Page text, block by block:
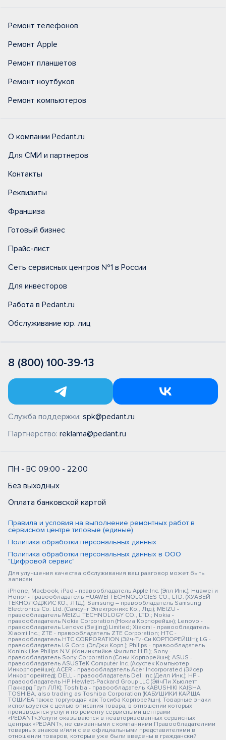
Ремонт телефонов
Ремонт Apple
Ремонт планшетов
Ремонт ноутбуков
Ремонт компьютеров
О компании Pedant.ru
Для СМИ и партнеров
Контакты
Реквизиты
Франшиза
Готовый бизнес
Прайс-лист
Сеть сервисных центров №1 в России
Для инвесторов
Работа в Pedant.ru
Обслуживание юр. лиц
8 (800) 100-39-13
Служба поддержки: spk@pedant.ru
Партнерство: reklama@pedant.ru
ПН - ВС 09:00 - 22:00
Без выходных
Оплата банковской картой
Правила и условия на выполнение ремонтных работ в
сервисном центре типовые (единые)
Политика обработки персональных данных
Политика обработки персональных данных в ООО
"Цифровой сервис"
Для улучшения качества обслуживания ваш разговор может быть
записан
iPhone, Macbook, iPad - правообладатель Apple Inc. (Эпл Инк.); Huawei и
Honor - правообладатель HUAWEI TECHNOLOGIES CO., LTD. (ХУАВЕЙ
ТЕКНОЛОДЖИС КО., ЛТД.); Samsung – правообладатель Samsung
Electronics Co. Ltd. (Самсунг Электроникс Ко., Лтд.); MEIZU -
правообладатель MEIZU TECHNOLOGY CO., LTD.; Nokia -
правообладатель Nokia Corporation (Нокиа Корпорейшн); Lenovo -
правообладатель Lenovo (Beijing) Limited; Xiaomi - правообладатель
Xiaomi Inc.; ZTE - правообладатель ZTE Corporation; HTC -
правообладатель HTC CORPORATION (Эйч-Ти-Си КОРПОРЕЙШН); LG -
правообладатель LG Corp. (ЭлДжи Корп.); Philips - правообладатель
Koninklijke Philips N.V. (Конинклийке Филипс Н.В.); Sony -
правообладатель Sony Corporation (Сони Корпорейшн); ASUS -
правообладатель ASUSTeK Computer Inc. (Асустек Компьютер
Инкорпорейшн); ACER - правообладатель Acer Incorporated (Эйсер
Инкорпорейтед); DELL - правообладатель Dell Inc.(Делл Инк.); HP -
правообладатель HP Hewlett-Packard Group LLC (ЭйчПи Хьюлетт
Паккард Груп ЛЛК); Toshiba - правообладатель KABUSHIKI KAISHA
TOSHIBA, also trading as Toshiba Corporation (КАБУШИКИ КАЙША
ТОШИБА также торгующая как Тосиба Корпорейшн). Товарные знаки
используется с целью описания товара, в отношении которых
производятся услуги по ремонту сервисными центрами
«PEDANT».Услуги оказываются в неавторизованных сервисных
центрах «PEDANT», не связанными с компаниями Правообладателями
товарных знаков и/или с ее официальными представителями в
отношении товаров, которые уже были введены в гражданский